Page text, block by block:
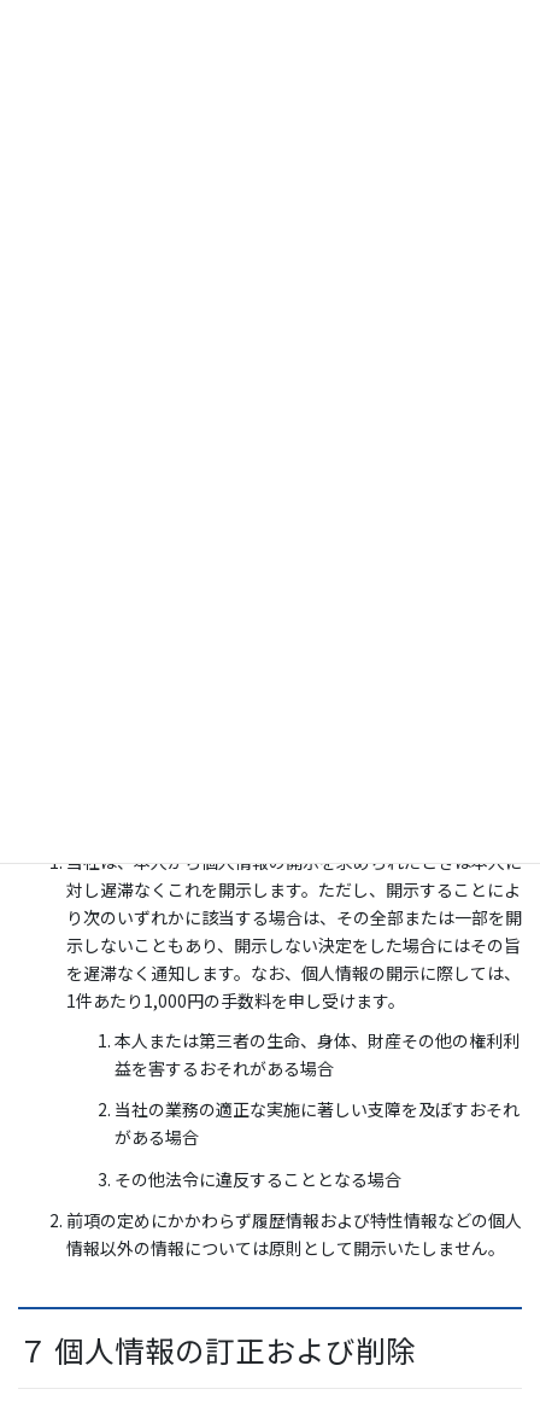
当社は、本人から個人情報の開示を求められたときは本人に
対し遅滞なくこれを開示します。ただし、開示することによ
り次のいずれかに該当する場合は、その全部または一部を開
示しないこともあり、開示しない決定をした場合にはその旨
を遅滞なく通知します。なお、個人情報の開示に際しては、
1件あたり1,000円の手数料を申し受けます。
本人または第三者の生命、身体、財産その他の権利利
益を害するおそれがある場合
当社の業務の適正な実施に著しい支障を及ぼすおそれ
がある場合
その他法令に違反することとなる場合
前項の定めにかかわらず履歴情報および特性情報などの個人
情報以外の情報については原則として開示いたしません。
７ 個人情報の訂正および削除